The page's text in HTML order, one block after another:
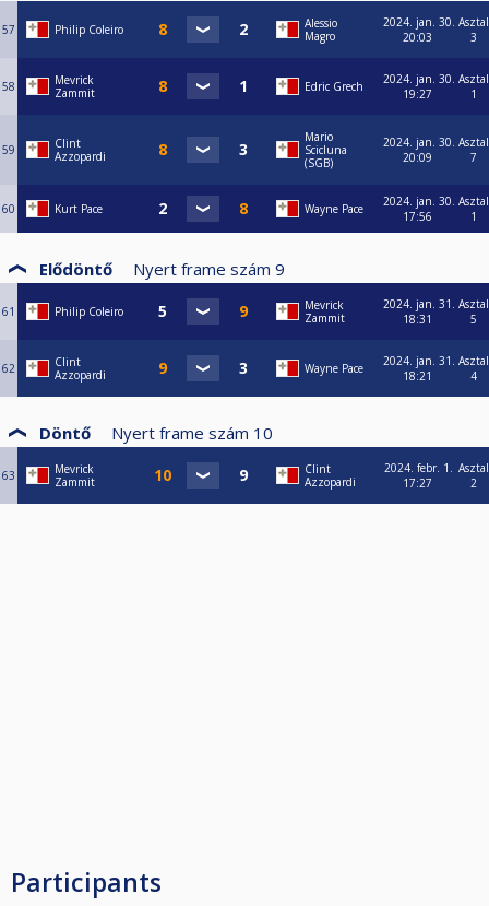
57 Philip Coleiro
Alessio
Magro
2024. jan. 30.
20:03
Asztal
3
58
Mevrick
Zammit
Edric Grech
2024. jan. 30.
19:27
Asztal
1
59
Clint
Azzopardi
Mario
Scicluna
(SGB)
2024. jan. 30.
20:09
Asztal
7
60 Kurt Pace Wayne Pace
2024. jan. 30.
17:56
Asztal
1
Elődöntő Nyert frame szám 9
61 Philip Coleiro
Mevrick
Zammit
2024. jan. 31.
18:31
Asztal
5
62
Clint
Azzopardi
Wayne Pace
2024. jan. 31.
18:21
Asztal
4
Döntő Nyert frame szám 10
63
Mevrick
Zammit
Clint
Azzopardi
2024. febr. 1.
17:27
Asztal
2
Participants